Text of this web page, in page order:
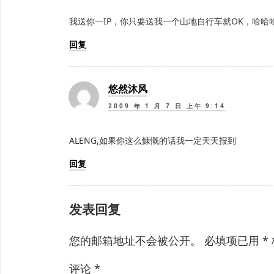
我送你一IP，你只要送我一个山地自行车就OK，哈哈
回复
悠然沐风
2009 年 1 月 7 日 上午 9:14
ALENG,如果你这么慷慨的话我一定天天报到
回复
发表回复
您的邮箱地址不会被公开。 必填项已用 *
评论 *